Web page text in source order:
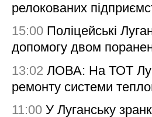
релокованих
15:00 Поліцейські
допомогу двом
13:02 ЛОВА: На ТОТ
ремонту системи
11:00 У Луганську